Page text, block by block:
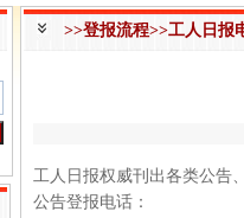
>>登报流程>>工人日报
工人日报权威刊出各类公告
公告登报电话：